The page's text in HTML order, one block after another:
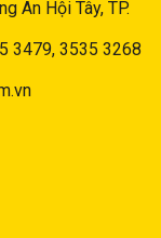
An Hội Tây, TP.
3479, 3535 3268